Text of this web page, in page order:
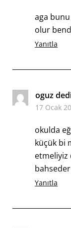
aga
olur
Yanıtla
oguz
17 Ocak
okulda
küçük bi
etmeliyiz
Yanıtla